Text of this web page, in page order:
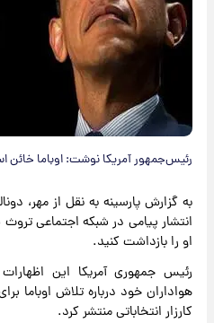
رئیس‌جمهور آمریکا نوشت: اوباما خائن
به گزارش پارسینه به نقل از مهر،
انتشار پیامی در شبکه اجتماعی
او را بازداشت کنید.
رئیس جمهوری آمریکا این
هواداران خود درباره تلاش اوباما
کارزار انتخاباتی منتشر کرد.